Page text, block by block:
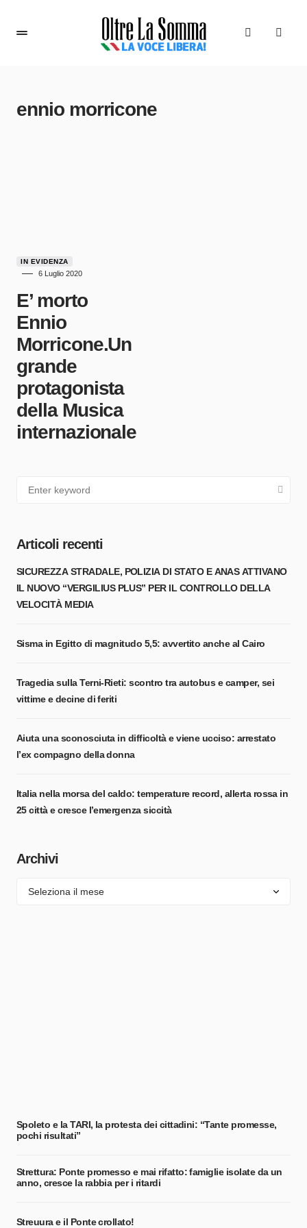
ennio morricone
IN EVIDENZA
6 Luglio 2020
E’ morto
Ennio
Morricone.Un
grande
protagonista
della Musica
internazionale
Articoli recenti
SICUREZZA STRADALE, POLIZIA DI STATO E ANAS ATTIVANO
IL NUOVO “VERGILIUS PLUS” PER IL CONTROLLO DELLA
VELOCITÀ MEDIA
Sisma in Egitto di magnitudo 5,5: avvertito anche al Cairo
Tragedia sulla Terni-Rieti: scontro tra autobus e camper, sei
vittime e decine di feriti
Aiuta una sconosciuta in difficoltà e viene ucciso: arrestato
l’ex compagno della donna
Italia nella morsa del caldo: temperature record, allerta rossa in
25 città e cresce l’emergenza siccità
Archivi
Spoleto e la TARI, la protesta dei cittadini: “Tante promesse,
pochi risultati”
Strettura: Ponte promesso e mai rifatto: famiglie isolate da un
anno, cresce la rabbia per i ritardi
Streuura e il Ponte crollato!